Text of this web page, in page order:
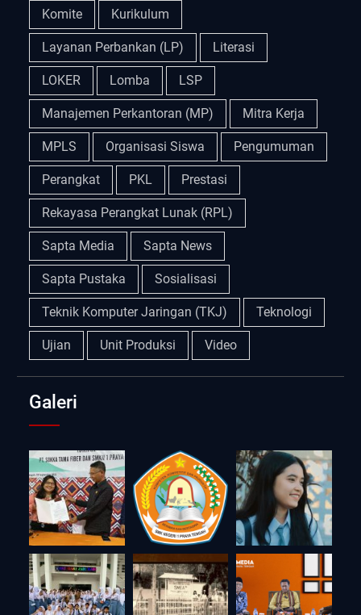
Komite Kurikulum
Layanan Perbankan (LP) Literasi
LOKER Lomba LSP
Manajemen Perkantoran (MP) Mitra Kerja
MPLS Organisasi Siswa Pengumuman
Perangkat PKL Prestasi
Rekayasa Perangkat Lunak (RPL)
Sapta Media Sapta News
Sapta Pustaka Sosialisasi
Teknik Komputer Jaringan (TKJ) Teknologi
Ujian Unit Produksi Video
Galeri